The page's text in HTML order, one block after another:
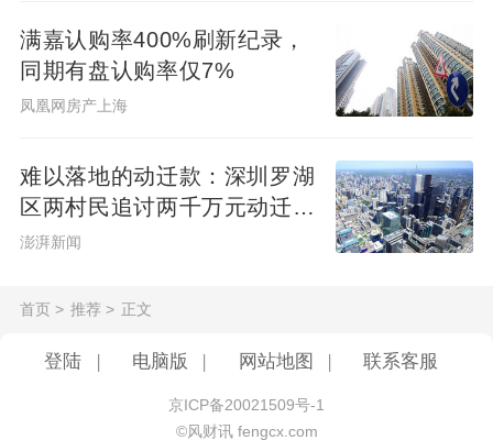
满嘉认购率400%刷新纪录，
同期有盘认购率仅7%
凤凰网房产上海
难以落地的动迁款：深圳罗湖
区两村民追讨两千万元动迁款
八年未果
澎湃新闻
首页 > 推荐 > 正文
登陆 电脑版 网站地图 联系客服
京ICP备20021509号-1
©风财讯 fengcx.com